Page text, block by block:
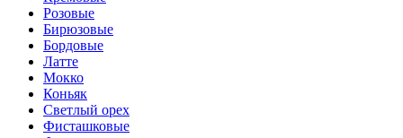
Розовые
Бирюзовые
Бордовые
Латте
Мокко
Коньяк
Светлый орех
Фисташковые